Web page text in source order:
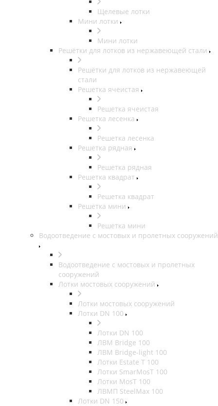
Щелевые лотки
Мини лотки
Мини лотки
Решётки для лотков из нержавеющей стали
Решётки для лотков из нержавеющей
стали
Решетка ячеистая
Решетка ячеистая
Решетка лесенка
Решетка лесенка
Решетка рядная
Решетка рядная
Решетка квадрат
Решетка квадрат
Решетка мини
Решетка мини
Водоотведение с мостовых и пролетных сооружений
Водоотведение с мостовых и пролетных
сооружений
Лотки мостовых сооружений
Лотки мостовых сооружений
Лотки DN 100
Лотки DN 100
ЛВМ Bridge 100
ЛВМ Bridge-light 100
Лотки Estate T 100
Лотки SmarMosT 100
Лотки MosT 100
ЛВМП SteelMax 100
Лотки DN 150